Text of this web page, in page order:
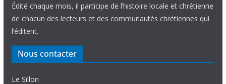
Édité chaque mois, il participe de l’histoire locale et chrétienne
de chacun des lecteurs et des communautés chrétiennes qui
l’éditent.
Nous contacter
Le Sillon